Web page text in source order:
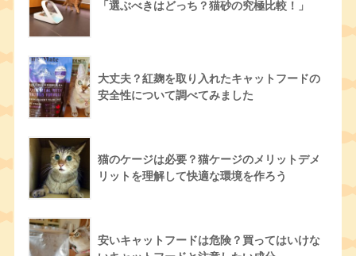
「選ぶべきはどっち？猫砂の究極比較！」
大丈夫？紅麹を取り入れたキャットフードの
安全性について調べてみました
猫のケージは必要？猫ケージのメリットデメ
リットを理解して快適な環境を作ろう
安いキャットフードは危険？買ってはいけな